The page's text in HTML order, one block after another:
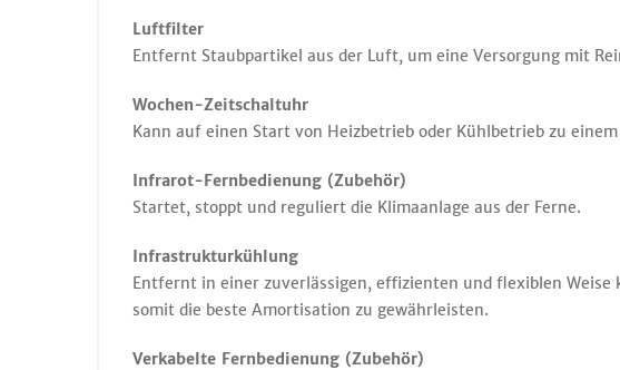
Luftfilter
Entfernt Staubpartikel aus der Luft, um eine Versorgung mit
Wochen-Zeitschaltuhr
Kann auf einen Start von Heizbetrieb oder Kühlbetrieb zu
Infrarot-Fernbedienung (Zubehör)
Startet, stoppt und reguliert die Klimaanlage aus der Ferne.
Infrastrukturkühlung
Entfernt in einer zuverlässigen, effizienten und flexiblen
somit die beste Amortisation zu gewährleisten.
Verkabelte Fernbedienung (Zubehör)